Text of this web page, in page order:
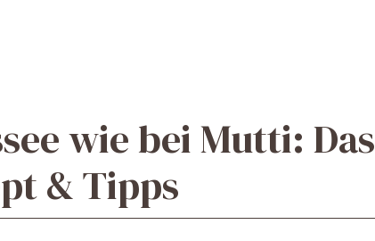
wie bei Mutti: Das
& Tipps